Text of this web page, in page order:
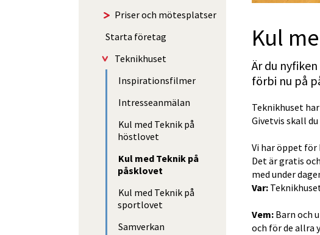
Kul
Är du
förbi nu på
Teknikhuset
Givetvis skall
Vi har öppet för
Det är gratis
med under
Var:
Vem: Barn och
och för de allra
Priser och mötesplatser
Starta företag
Teknikhuset
Inspirationsfilmer
Intresseanmälan
Kul med Teknik på
höstlovet
Kul med Teknik på
påsklovet
Kul med Teknik på
sportlovet
Samverkan